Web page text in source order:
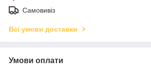
Самовивіз
Всі умови доставки
Умови оплати